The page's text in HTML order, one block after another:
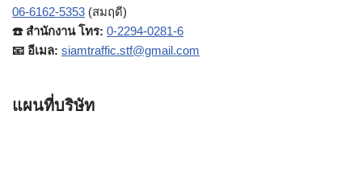
06-6162-5353 (สมฤดี)
☎️ สำนักงาน โทร: 0-2294-0281-6
📧 อีเมล: siamtraffic.stf@gmail.com
แผนที่บริษัท